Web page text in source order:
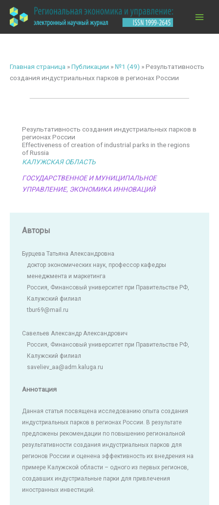
содержимому
Главная страница »Публикации » №1 (49) »Результативность
создания индустриальных парков в регионах России
Результативность создания индустриальных парков в
регионах России
Effectiveness of creation of industrial parks in the regions
of Russia
КАЛУЖСКАЯ ОБЛАСТЬ
ГОСУДАРСТВЕННОЕ И МУНИЦИПАЛЬНОЕ
УПРАВЛЕНИЕ, ЭКОНОМИКА ИННОВАЦИЙ
Авторы
Бурцева Татьяна Александровна
доктор экономических наук, профессор кафедры
менеджмента и маркетинга
Россия, Финансовый университет при Правительстве РФ,
Калужский филиал
tbur69@mail.ru
Савельев Александр Александрович
Россия, Финансовый университет при Правительстве РФ,
Калужский филиал
saveliev_aa@adm.kaluga.ru
Аннотация
Данная статья посвящена исследованию опыта создания
индустриальных парков в регионах России. В результате
предложены рекомендации по повышению региональной
результативности создания индустриальных парков для
регионов России и оценена эффективность их внедрения на
примере Калужской области – одного из первых регионов,
создавших индустриальные парки для привлечения
иностранных инвестиций.